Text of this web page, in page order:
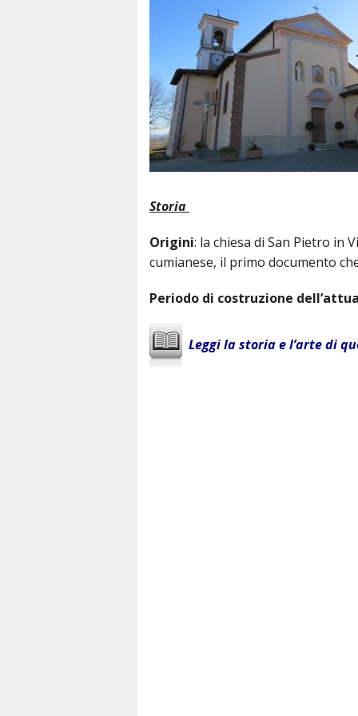
Unità Pastorale
Storia
Origini: la chiesa di San Pietro in
cumianese, il primo documento
Periodo di costruzione
Leggi la storia e l’arte di